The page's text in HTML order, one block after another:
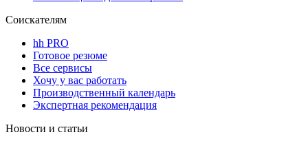
Соискателям
hh PRO
Готовое резюме
Все сервисы
Хочу у вас работать
Производственный календарь
Экспертная рекомендация
Новости и статьи